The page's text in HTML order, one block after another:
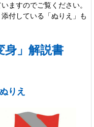
ますのでご覧ください。
付している「ぬりえ」も
身」解説書
りえ